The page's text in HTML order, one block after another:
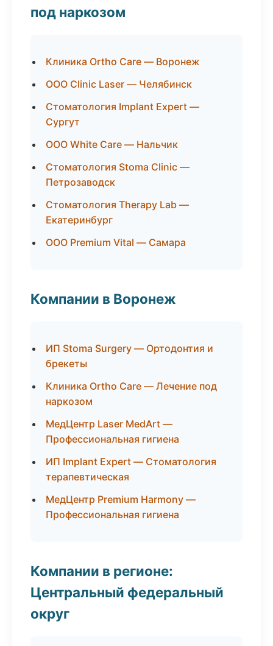
под наркозом
Клиника Ortho Care — Воронеж
ООО Clinic Laser — Челябинск
Стоматология Implant Expert —
Сургут
ООО White Care — Нальчик
Стоматология Stoma Clinic —
Петрозаводск
Стоматология Therapy Lab —
Екатеринбург
ООО Premium Vital — Самара
Компании в Воронеж
ИП Stoma Surgery — Ортодонтия и
брекеты
Клиника Ortho Care — Лечение под
наркозом
МедЦентр Laser MedArt —
Профессиональная гигиена
ИП Implant Expert — Стоматология
терапевтическая
МедЦентр Premium Harmony —
Профессиональная гигиена
Компании в регионе:
Центральный федеральный
округ